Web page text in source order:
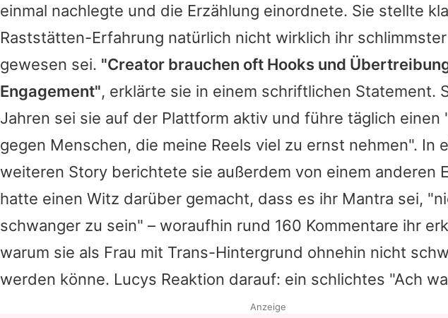
einmal nachlegte und die Erzählung einordnete. Sie stellte
Raststätten-Erfahrung natürlich nicht wirklich ihr
gewesen sei. "Creator brauchen oft Hooks und
Engagement", erklärte sie in einem schriftlichen Statement.
Jahren sei sie auf der Plattform aktiv und führe täglich einen
gegen Menschen, die meine Reels viel zu ernst nehmen". In
weiteren Story berichtete sie außerdem von einem anderen
hatte einen Witz darüber gemacht, dass es ihr Mantra sei,
schwanger zu sein" – woraufhin rund 160 Kommentare ihr
warum sie als Frau mit Trans-Hintergrund ohnehin nicht
werden könne. Lucys Reaktion darauf: ein schlichtes "Ach
Anzeige